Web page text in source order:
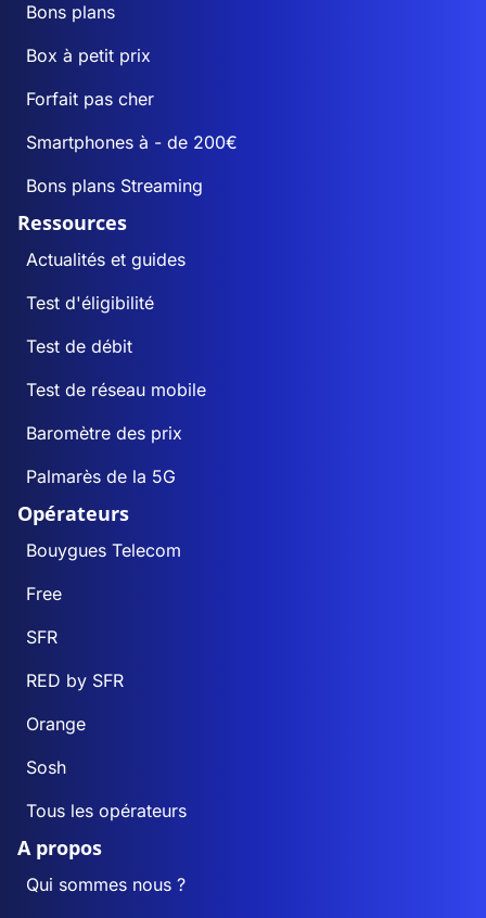
Bons plans
Box à petit prix
Forfait pas cher
Smartphones à - de 200€
Bons plans Streaming
Ressources
Actualités et guides
Test d'éligibilité
Test de débit
Test de réseau mobile
Baromètre des prix
Palmarès de la 5G
Opérateurs
Bouygues Telecom
Free
SFR
RED by SFR
Orange
Sosh
Tous les opérateurs
A propos
Qui sommes nous ?